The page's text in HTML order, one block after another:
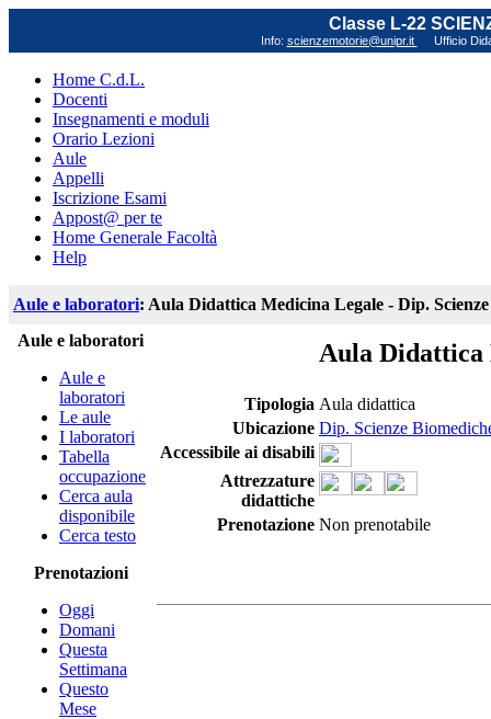
Classe L-22
Info: scienzemotorie@unipr.it Ufficio
Home C.d.L.
Docenti
Insegnamenti e moduli
Orario Lezioni
Aule
Appelli
Iscrizione Esami
Appost@ per te
Home Generale Facoltà
Help
Aule e laboratori: Aula Didattica Medicina Legale - Dip.
Aule e laboratori
Aule e
laboratori
Le aule
I laboratori
Tabella
occupazione
Cerca aula
disponibile
Cerca testo
Prenotazioni
Oggi
Domani
Questa
Settimana
Questo
Mese
Aula Didattica
Tipologia Aula didattica
Ubicazione Dip. Scienze
Accessibile ai disabili
Attrezzature
didattiche
Prenotazione Non prenotabile